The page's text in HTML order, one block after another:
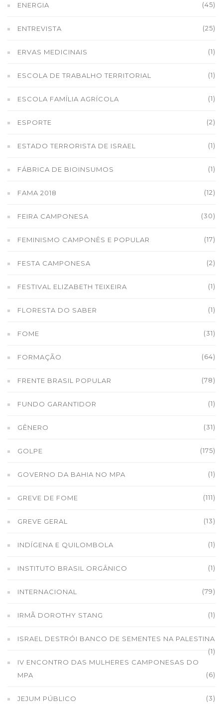
ENERGIA (45)
ENTREVISTA (25)
ERVAS MEDICINAIS (1)
ESCOLA DE TRABALHO TERRITORIAL (1)
ESCOLA FAMÍLIA AGRÍCOLA (1)
ESPORTE (2)
ESTADO TERRORISTA DE ISRAEL (1)
FÁBRICA DE BIOINSUMOS (1)
FAMA 2018 (12)
FEIRA CAMPONESA (30)
FEMINISMO CAMPONÊS E POPULAR (17)
FESTA CAMPONESA (2)
FESTIVAL ELIZABETH TEIXEIRA (1)
FLORESTA DO SABER (1)
FOME (31)
FORMAÇÃO (64)
FRENTE BRASIL POPULAR (78)
FUNDO GARANTIDOR (1)
GÊNERO (31)
GOLPE (175)
GOVERNO DA BAHIA NO MPA (1)
GREVE DE FOME (111)
GREVE GERAL (13)
INDÍGENA E QUILOMBOLA (1)
INSTITUTO BRASIL ORGÂNICO (1)
INTERNACIONAL (79)
IRMÃ DOROTHY STANG (1)
ISRAEL DESTRÓI BANCO DE SEMENTES NA PALESTINA
(1)
IV ENCONTRO DAS MULHERES CAMPONESAS DO
MPA
(6)
JEJUM PÚBLICO (3)